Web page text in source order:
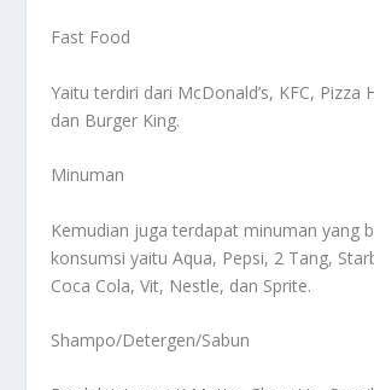
Fast Food
Yaitu terdiri dari McDonald’s, KFC, Pizza
dan Burger King.
Minuman
Kemudian juga terdapat minuman yang
konsumsi yaitu Aqua, Pepsi, 2 Tang,
Coca Cola, Vit, Nestle, dan Sprite.
Shampo/Detergen/Sabun